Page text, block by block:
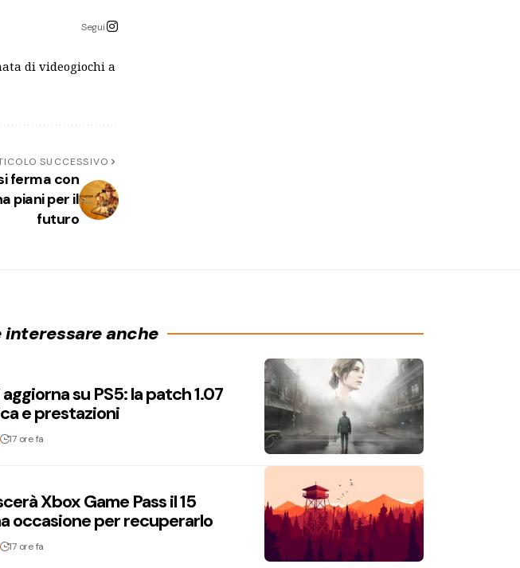
Segui
di videogiochi a
SUCCESSIVO
ferma con
piani per il
futuro
interessare anche
su PS5: la patch 1.07
e prestazioni
17 ore fa
Xbox Game Pass il 15
occasione per recuperarlo
17 ore fa